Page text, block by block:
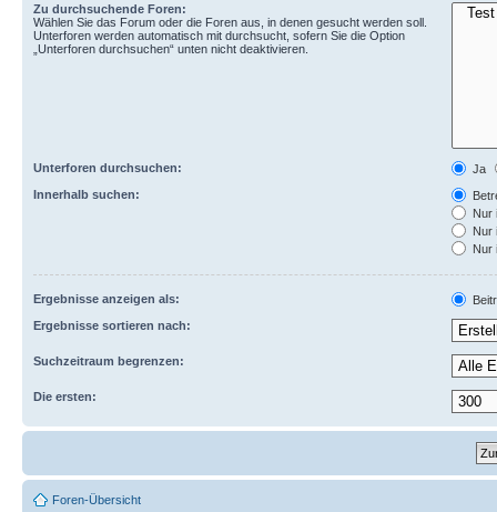
Zu durchsuchende Foren:
Wählen Sie das Forum oder die Foren aus, in denen gesucht werden soll.
Unterforen werden automatisch mit durchsucht, sofern Sie die Option
„Unterforen durchsuchen“ unten nicht deaktivieren.
Unterforen durchsuchen:
Ja
Innerhalb suchen:
Nur
Nur
Nur
Ergebnisse anzeigen als:
Ergebnisse sortieren nach:
Suchzeitraum begrenzen:
Die ersten:
Foren-Übersicht